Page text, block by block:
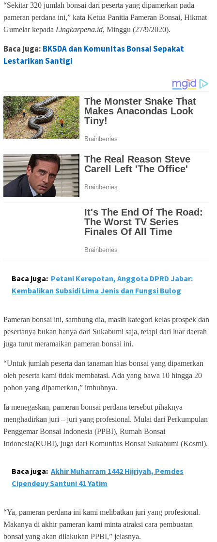
“Sekitar 320 jumlah bonsai dari peserta yang dipamerkan pada
pameran perdana ini,” kata Ketua Panitia Pameran Bonsai, Hikmat
Gumelar kepada Lingkarpena.id, Minggu (27/9/2020).
Baca juga: BKSDA dan Komunitas Bonsai Sepakat
Lestarikan Santigi
Baca juga: Petani Kerepotan, Anggota DPRD Jabar:
Kembalikan Subsidi Lima Jenis dan Fungsi Bulog
Pameran bonsai ini, sambung dia, masih kategori kelas prospek dan
pesertanya bukan hanya dari Sukabumi saja, tetapi dari luar daerah
juga turut meramaikan pameran bonsai ini.
“Untuk jumlah peserta dan tanaman hias bonsai yang dipamerkan
oleh peserta kami tidak membatasi. Ada yang bawa 10 hingga 20
pohon yang dipamerkan,” imbuhnya.
Ia menegaskan, pameran bonsai perdana tersebut pihaknya
menghadirkan juri – juri yang profesional. Mulai dari Perkumpulan
Penggemar Bonsai Indonesia (PPBI), Rumah Bonsai
Indonesia(RUBI), juga dari Komunitas Bonsai Sukabumi (Kosmi).
Baca juga: Akhir Muharram 1442 Hijriyah, Pemdes
Cipendeuy Santuni 41 Yatim
“Ya, pameran perdana ini kami melibatkan juri yang profesional.
Makanya di akhir pameran kami minta atraksi cara pembuatan
bonsai yang akan dilakukan PPBI,” jelasnya.